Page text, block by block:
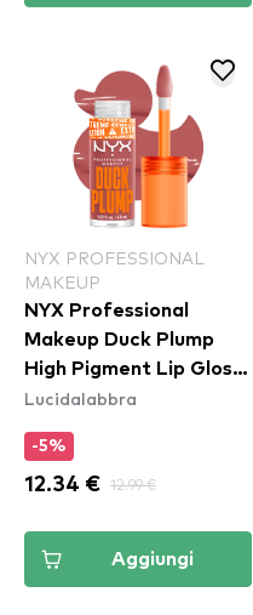
NYX PROFESSIONAL
MAKEUP
NYX Professional
Makeup Duck Plump
High Pigment Lip Gloss
- Nude Swings
Lucidalabbra
-5%
12.34 € 12.99 €
Aggiungi